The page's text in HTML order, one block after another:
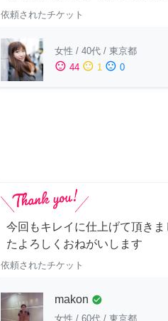
依頼されたチケット
女性 / 40代 / 東京都
sentiment_satisfied 44 sentiment_neutral 1 sentiment_dissatisfied 0
今回もキレイに仕上げて頂き
たよろしくおねがいします
依頼されたチケット
makon check_circle
女性 / 60代 / 東京都